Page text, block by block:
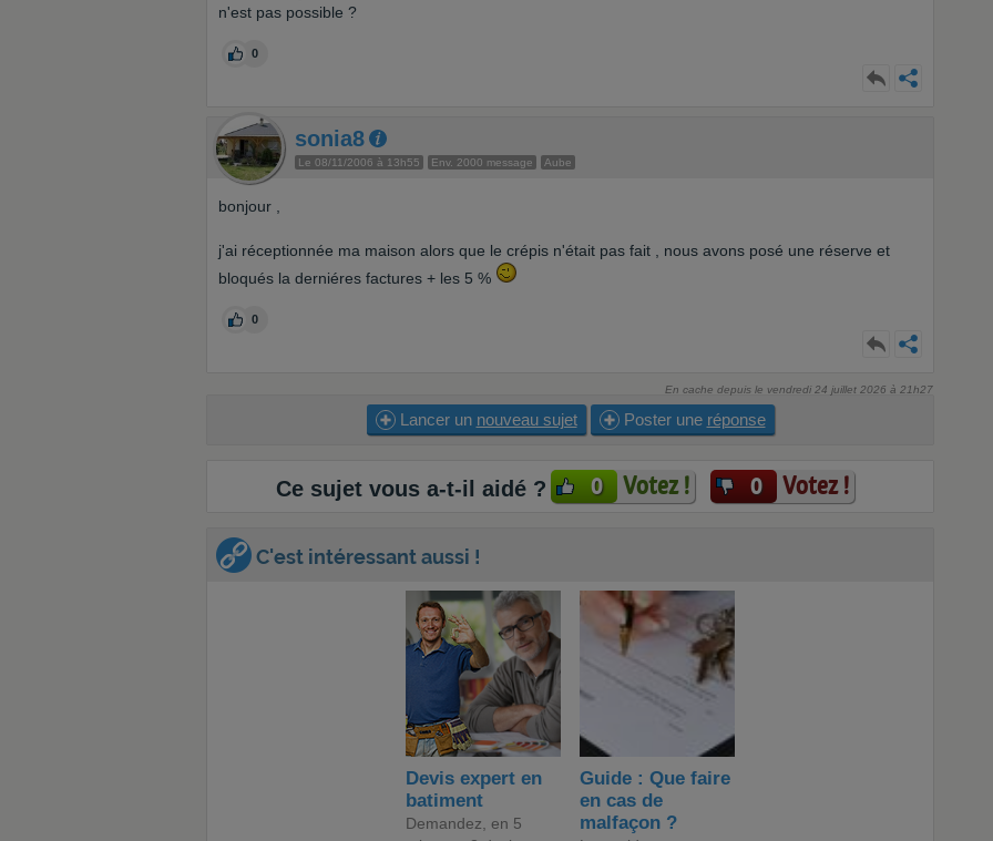
n'est pas possible ?
0
sonia8
Le 08/11/2006 à 13h55 Env. 2000 message Aube
bonjour ,
j'ai réceptionnée ma maison alors que le crépis n'était pas fait , nous avons posé une réserve et
bloqués la derniéres factures + les 5 %
0
En cache depuis le vendredi 24 juillet 2026 à 21h27
Lancer un nouveau sujet Poster une réponse
Ce sujet vous a-t-il aidé ? 0 Votez ! 0 Votez !
C'est intéressant aussi !
Devis expert en
batiment
Demandez, en 5
Guide : Que faire
en cas de
malfaçon ?